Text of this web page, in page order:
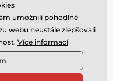
umožnili pohodlné
webu neustále zlepšovali
Více informací